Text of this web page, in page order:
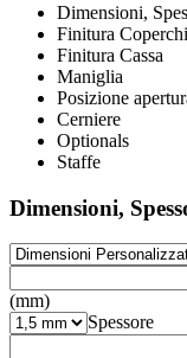
Dimensioni,
Finitura
Finitura Cassa
Maniglia
Posizione
Cerniere
Optionals
Staffe
Dimensioni,
(mm)
Spessore